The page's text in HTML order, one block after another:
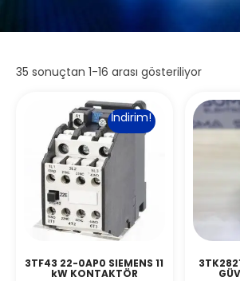
35 sonuçtan 1-16 arası gösteriliyor
İndirim!
3TF43 22-0AP0 SIEMENS 11
kW KONTAKTÖR